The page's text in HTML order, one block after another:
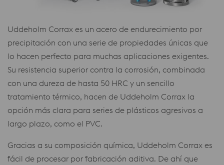
Uddeholm Corrax es un acero de endurecimiento por
precipitación con una serie de propiedades únicas que
lo hacen perfecto para muchas aplicaciones exigentes.
Su resistencia superior contra la corrosión, combinada
con una dureza de hasta 50 HRC y un sencillo
tratamiento térmico, hacen de Uddeholm Corrax la
opción más clara para series de plásticos agresivos a
largo plazo, como el PVC.
Gracias a su composición química, Uddeholm Corrax es
fácil de procesar por fabricación aditiva. De ahí que